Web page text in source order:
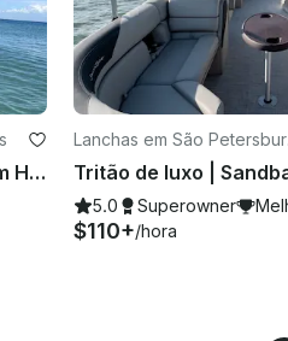
Belo Bennington Tritoon 150 Hp em Holmes Beach, série Anna Maria Fishing
Lanchas em São
o
5.0 Superowner
$110+/hora